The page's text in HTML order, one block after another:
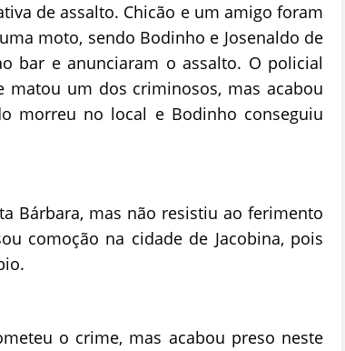
de assalto. Chicão e um amigo foram
moto, sendo Bodinho e Josenaldo de
bar e anunciaram o assalto. O policial
um dos criminosos, mas acabou
morreu no local e Bodinho conseguiu
Bárbara, mas não resistiu ao ferimento
comoção na cidade de Jacobina, pois
o crime, mas acabou preso neste